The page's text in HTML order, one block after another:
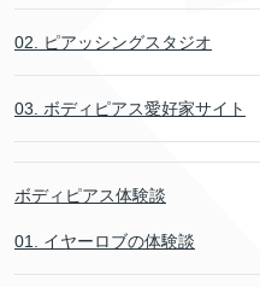
02. ピアッシングスタジオ
03. ボディピアス愛好家サイト
ボディピアス体験談
01. イヤーロブの体験談